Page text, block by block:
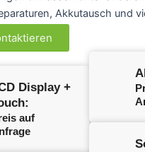
Akkutausch und
Display +
auf